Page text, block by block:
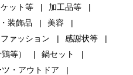
ット等
加工品等
装飾品
美容
ファッション
感謝状等
等）
鍋セット
ツ・アウトドア